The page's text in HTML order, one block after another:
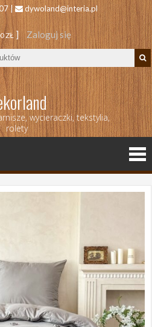
| dywoland@interia.pl
ZŁ ] Zaloguj się
wycieraczki, tekstylia,
rolety